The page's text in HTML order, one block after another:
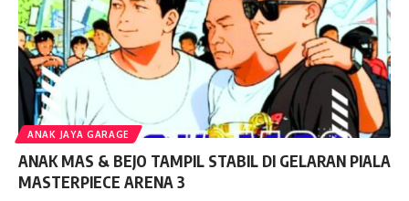
ANAK JAYA GARAGE
ANAK MAS & BEJO TAMPIL STABIL DI GELARAN PIALA
MASTERPIECE ARENA 3